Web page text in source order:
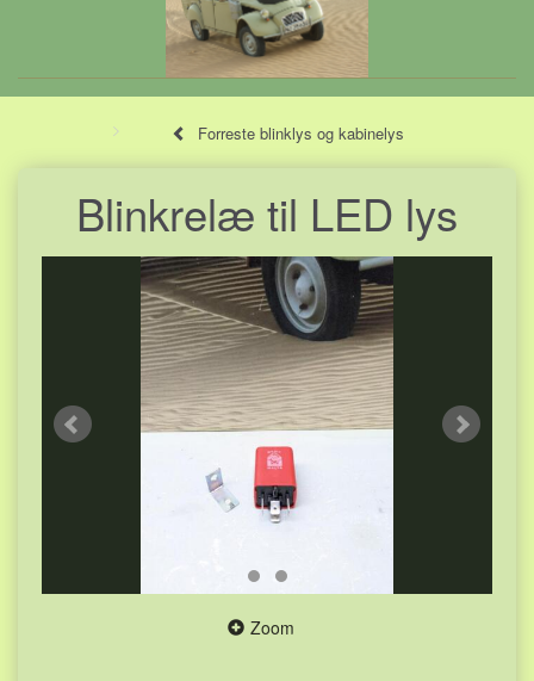
Forreste blinklys og kabinelys
Blinkrelæ til LED lys
Zoom